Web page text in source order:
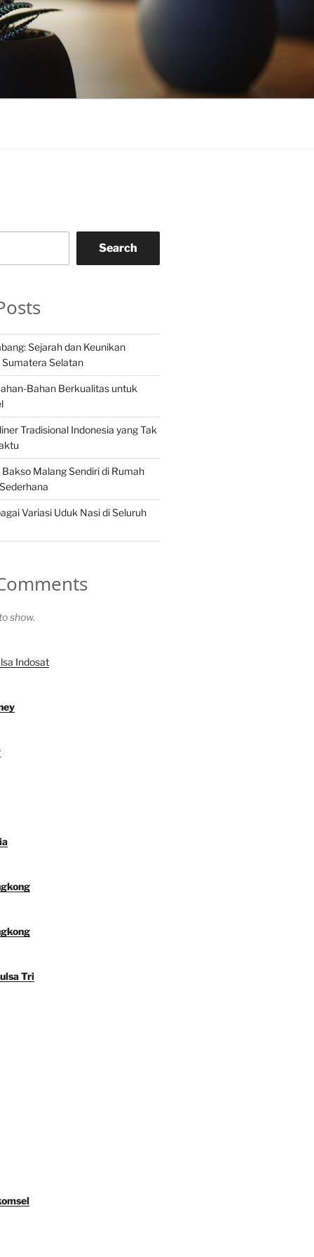
Search
Sejarah dan Keunikan
Selatan
Bahan Berkualitas untuk
Tradisional Indonesia yang Tak
Malang Sendiri di Rumah
Variasi Uduk Nasi di Seluruh
show.
Indosat
Tri